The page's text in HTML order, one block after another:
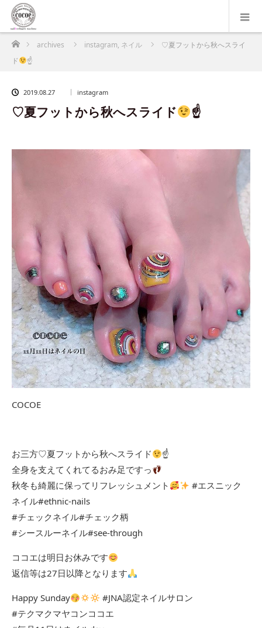
ホームarchives instagram, ネイル
♡夏フットから秋へスライ
ド
☝
2019.08.27 instagram
♡夏フットから秋へスライド ☝
COCOE
お三方♡夏フットから秋へスライド
☝
全身を支えてくれてるおみ足ですっ
秋冬も綺麗に保ってリフレッシュメント
#エスニック
ネイル#ethnic-nails
#チェックネイル#チェック柄
#シースルーネイル#see-through
ココエは明日お休みです
返信等は27日以降となります
Happy Sunday
#JNA認定ネイルサロン
#テクマクマヤコンココエ